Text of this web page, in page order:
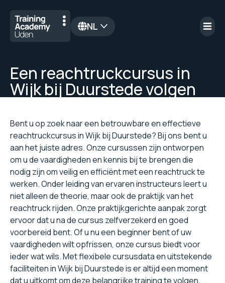
NL
Een reachtruckcursus in
Wijk bij Duurstede volgen
Bent u op zoek naar een betrouwbare en effectieve
reachtruckcursus in Wijk bij Duurstede? Bij ons bent u
aan het juiste adres. Onze cursussen zijn ontworpen
om u de vaardigheden en kennis bij te brengen die
nodig zijn om veilig en efficiënt met een reachtruck te
werken. Onder leiding van ervaren instructeurs leert u
niet alleen de theorie, maar ook de praktijk van het
reachtruck rijden. Onze praktijkgerichte aanpak zorgt
ervoor dat u na de cursus zelfverzekerd en goed
voorbereid bent. Of u nu een beginner bent of uw
vaardigheden wilt opfrissen, onze cursus biedt voor
ieder wat wils. Met flexibele cursusdata en uitstekende
faciliteiten in Wijk bij Duurstede is er altijd een moment
dat u uitkomt om deze belangrijke training te volgen.